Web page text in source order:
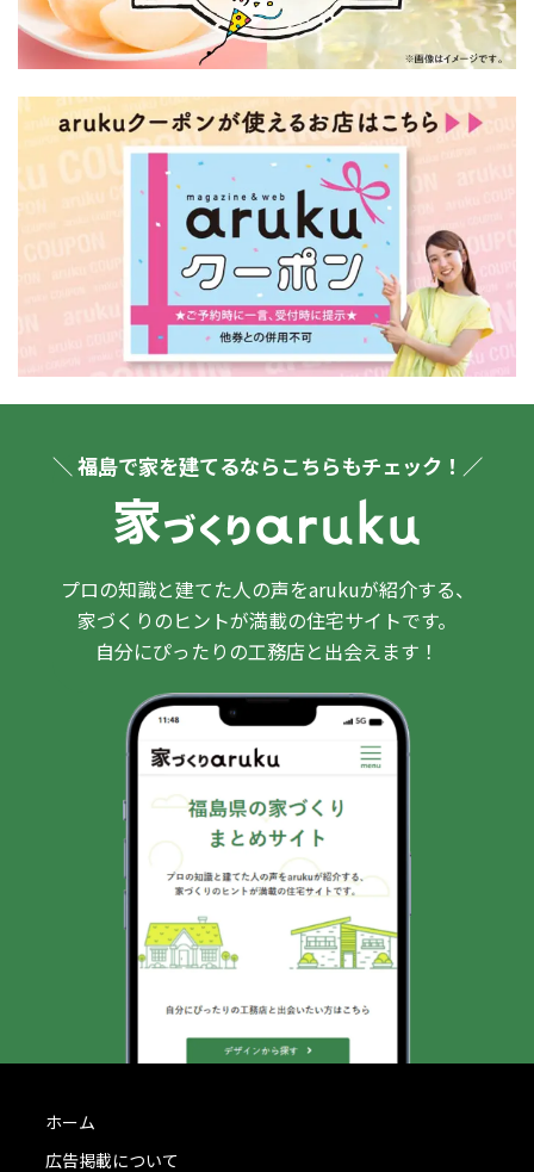
＼ 福島で家を建てるならこちらもチェック！／
プロの知識と建てた人の声をarukuが紹介する、
家づくりのヒントが満載の住宅サイトです。
自分にぴったりの工務店と出会えます！
ホーム
広告掲載について